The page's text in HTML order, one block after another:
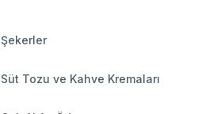
Şekerler
Süt Tozu ve Kahve Kremaları